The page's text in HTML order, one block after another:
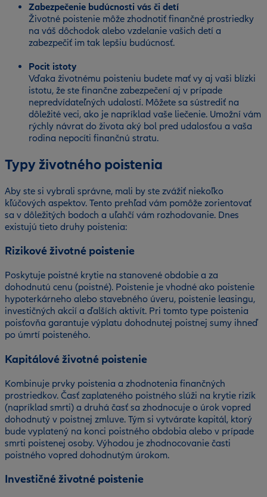
Zabezpečenie budúcnosti vás či detí
Životné poistenie môže zhodnotiť finančné prostriedky
na váš dôchodok alebo vzdelanie vašich detí a
zabezpečiť im tak lepšiu budúcnosť.
Pocit istoty
Vďaka životnému poisteniu budete mať vy aj vaši blízki
istotu, že ste finančne zabezpečení aj v prípade
nepredvídateľných udalostí. Môžete sa sústrediť na
dôležité veci, ako je napríklad vaše liečenie. Umožní vám
rýchly návrat do života aký bol pred udalosťou a vaša
rodina nepocíti finančnú stratu.
Typy životného poistenia
Aby ste si vybrali správne, mali by ste zvážiť niekoľko
kľúčových aspektov. Tento prehľad vám pomôže zorientovať
sa v dôležitých bodoch a uľahčí vám rozhodovanie. Dnes
existujú tieto druhy poistenia:
Rizikové životné poistenie
Poskytuje poistné krytie na stanovené obdobie a za
dohodnutú cenu (poistné). Poistenie je vhodné ako poistenie
hypoterkárneho alebo stavebného úveru, poistenie leasingu,
investičných akcií a ďalších aktivít. Pri tomto type poistenia
poisťovňa garantuje výplatu dohodnutej poistnej sumy ihneď
po úmrtí poisteného.
Kapitálové životné poistenie
Kombinuje prvky poistenia a zhodnotenia finančných
prostriedkov. Časť zaplateného poistného slúži na krytie rizík
(napríklad smrti) a druhá časť sa zhodnocuje o úrok vopred
dohodnutý v poistnej zmluve. Tým si vytvárate kapitál, ktorý
bude vyplatený na konci poistného obdobia alebo v prípade
smrti poistenej osoby. Výhodou je zhodnocovanie časti
poistného vopred dohodnutým úrokom.
Investičné životné poistenie